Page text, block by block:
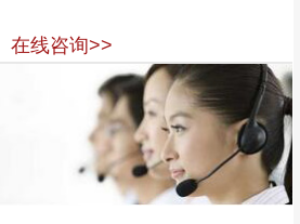
在线咨询>>